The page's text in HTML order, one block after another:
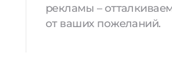
рекламы –
от ваших пожеланий.